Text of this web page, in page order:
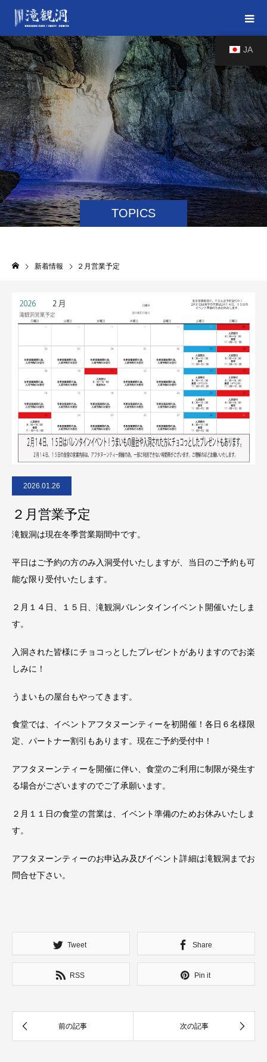
TOPICS
新着情報 ２月営業予定
2026.01.26
２月営業予定
滝観洞は現在冬季営業期間中です。
平日はご予約の方のみ入洞受付いたしますが、当日のご予約も可
能な限り受付いたします。
２月１４日、１５日、滝観洞バレンタインイベント開催いたしま
す。
入洞された皆様にチョコっとしたプレゼントがありますのでお楽
しみに！
うまいもの屋台もやってきます。
食堂では、イベントアフタヌーンティーを初開催！各日６名様限
定、パートナー割引もあります。現在ご予約受付中！
アフタヌーンティーを開催に伴い、食堂のご利用に制限が発生す
る場合がございますのでご了承願います。
２月１１日の食堂の営業は、イベント準備のためお休みいたしま
す。
アフタヌーンティーのお申込み及びイベント詳細は滝観洞までお
問合せ下さい。
Tweet Share
RSS Pin it
JA